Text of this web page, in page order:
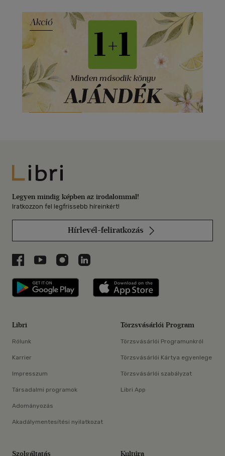
Libri
Legyen mindig képben az irodalommal!
Iratkozzon fel legfrissebb híreinkért!
Hírlevél-feliratkozás
Libri a Facebookon
Libri a Youtube-on
Libri az Instagramon
Libri a LinkedInen
Libri applikáció Szerezd meg: Google
Libri
Rólunk
Karrier
Impresszum
Társadalmi programok
Adományozás
Akadálymentesítési nyilatkozat
Törzsvásárlói Program
Törzsvásárlói Programunkról
Törzsvásárlói Kártya egyenlege
Törzsvásárlói szabályzat
Libri App
Szolgáltatás Kultúra